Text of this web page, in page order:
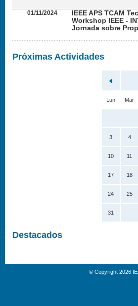
01/11/2024
IEEE APS TCAM
Workshop IEEE -
Jornada sobre
Próximas Actividades
Lun Mar
3 4
10 11
17 18
24 25
31
Destacados
© Copyright 2026